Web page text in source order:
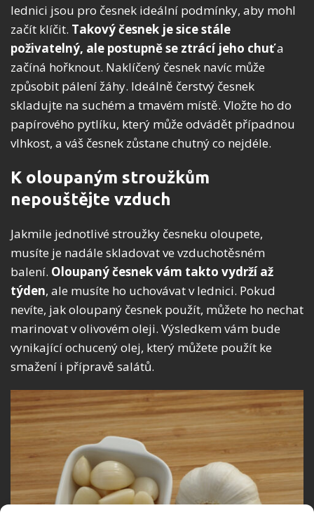
lednici jsou pro česnek ideální podmínky, aby mohl
začít klíčit. Takový česnek je sice stále
poživatelný, ale postupně se ztrácí jeho chuťa
začíná hořknout. Naklíčený česnek navíc může
způsobit pálení žáhy. Ideálně čerstvý česnek
skladujte na suchém a tmavém místě. Vložte ho do
papírového pytlíku, který může odvádět případnou
vlhkost, a váš česnek zůstane chutný co nejdéle.
K oloupaným stroužkům
nepouštějte vzduch
Jakmile jednotlivé stroužky česneku oloupete,
musíte je nadále skladovat ve vzduchotěsném
balení. Oloupaný česnek vám takto vydrží až
týden, ale musíte ho uchovávat v lednici. Pokud
nevíte, jak oloupaný česnek použít, můžete ho nechat
marinovat v olivovém oleji. Výsledkem vám bude
vynikající ochucený olej, který můžete použít ke
smažení i přípravě salátů.